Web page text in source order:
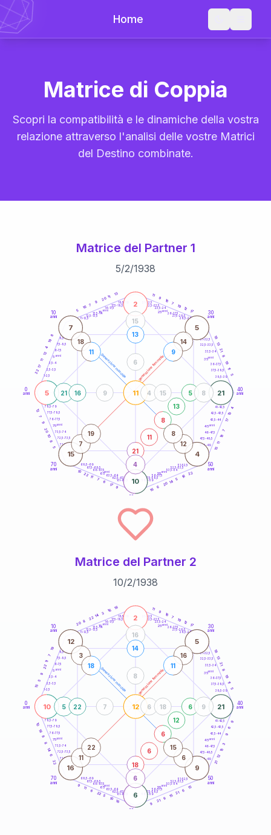
Home
Matrice di Coppia
Scopri la compatibilità e le dinamiche della vostra
relazione attraverso l'analisi delle vostre Matrici
del Destino combinate.
Matrice del Partner 1
5/2/1938
generazione maschile generazione femminile
0
anni
10
anni
30
anni
40
anni
50
anni
60
70
anni
1-2,5
2,5-3,5
3,5-4
6-7,5
7,5-8,5
8,5-9
11-12,5
12,5-13,5
13,5-14
16-17,5
17,5-18,5
18,5-19
21-22,5
22,5-23,5
23,5-24
26-27,5
27,5-28,5
28,5-29
31-32,5
32,5-33,5
33,5-34
36-37,5
37,5-38,5
38,5-39
41-42,5
42,5-43,5
43,5-44
46-47,5
47,5-48,5
48,5-49
51-52,5
52,5-53,5
53,5-54
56-57,5
57,5-58,5
58,5-59
61-62,5
62,5-63,5
63,5-64
66-67,5
67,5-68,5
68,5-69
71-72,5
72,5-73,5
73,5-74
76-77,5
77,5-78,5
78,5-79
22
17
11
12
4
19
8
5
16 7
9
20 11
13 11
9
16 7
19 12
17
18
13
21
8
19
11
5
4
10
17
7
18
11
15
22
18
5
14
20
6
16
9
17
6
7
11
22
10
5
8
10
20
9
7
12
5
2
21
10
11
7 5
15 4
21
11
8
13
5
21
15
8
4
16
13
4 15
9
6
18
11
14
9
7
19
12
8
5anni
15 anni 25anni
35anni
45anni
55anni
65anni
75anni
Matrice del Partner 2
10/2/1938
generazione maschile generazione femminile
0
anni
10
anni
30
anni
40
anni
50
anni
60
70
anni
1-2,5
2,5-3,5
3,5-4
6-7,5
7,5-8,5
8,5-9
11-12,5
12,5-13,5
13,5-14
16-17,5
17,5-18,5
18,5-19 21-22,5
22,5-23,5
23,5-24
26-27,5
27,5-28,5
28,5-29
31-32,5
32,5-33,5
33,5-34
36-37,5
37,5-38,5
38,5-39
41-42,5
42,5-43,5
43,5-44
46-47,5
47,5-48,5
48,5-49
51-52,5
52,5-53,5
53,5-54
56-57,5
57,5-58,5
58,5-59
61-62,5
62,5-63,5
63,5-64
66-67,5
67,5-68,5
68,5-69
71-72,5
72,5-73,5
73,5-74
76-77,5
77,5-78,5
78,5-79
15
5
9
22
11
7
19
20
8
22 14
3
16
18 11
9
16 7
19 12
17
18
13
21
8
19
11
5
9
6
9
3
15
12
21
15
6
21
15
9
21
9
16
10
5
22
6
11
9
22
6
14
8
8
18
10
10
2
21
6
12
12 5
16 9
18
6
6
12
6
5
16
9
6
22
14
6 18
7
8
3
18
16
11
11
22
6
15
5anni
15 anni 25anni
35anni
45anni
55anni
65anni
75anni